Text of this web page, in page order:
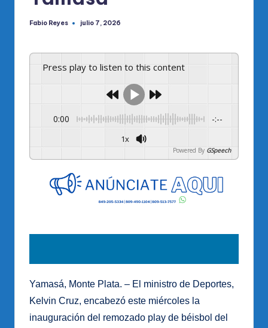
Publicado
Fabio Reyes julio 7, 2026
Press play to listen to this content
0:00 -:--
1x
Powered By GSpeech
Yamasá, Monte Plata. – El ministro de Deportes,
Kelvin Cruz, encabezó este miércoles la
inauguración del remozado play de béisbol del